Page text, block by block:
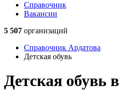
Справочник
Вакансии
5 507 организаций
Справочник Ардатова
Детская обувь
Детская обувь